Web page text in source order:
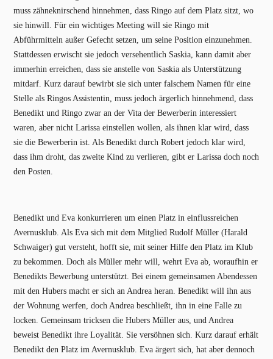
muss zähneknirschend hinnehmen, dass Ringo auf dem Platz sitzt, wo
sie hinwill. Für ein wichtiges Meeting will sie Ringo mit
Abführmitteln außer Gefecht setzen, um seine Position einzunehmen.
Stattdessen erwischt sie jedoch versehentlich Saskia, kann damit aber
immerhin erreichen, dass sie anstelle von Saskia als Unterstützung
mitdarf. Kurz darauf bewirbt sie sich unter falschem Namen für eine
Stelle als Ringos Assistentin, muss jedoch ärgerlich hinnehmend, dass
Benedikt und Ringo zwar an der Vita der Bewerberin interessiert
waren, aber nicht Larissa einstellen wollen, als ihnen klar wird, dass
sie die Bewerberin ist. Als Benedikt durch Robert jedoch klar wird,
dass ihm droht, das zweite Kind zu verlieren, gibt er Larissa doch noch
den Posten.
Benedikt und Eva konkurrieren um einen Platz in einflussreichen
Avernusklub. Als Eva sich mit dem Mitglied Rudolf Müller (Harald
Schwaiger) gut versteht, hofft sie, mit seiner Hilfe den Platz im Klub
zu bekommen. Doch als Müller mehr will, wehrt Eva ab, woraufhin er
Benedikts Bewerbung unterstützt. Bei einem gemeinsamen Abendessen
mit den Hubers macht er sich an Andrea heran. Benedikt will ihn aus
der Wohnung werfen, doch Andrea beschließt, ihn in eine Falle zu
locken. Gemeinsam tricksen die Hubers Müller aus, und Andrea
beweist Benedikt ihre Loyalität. Sie versöhnen sich. Kurz darauf erhält
Benedikt den Platz im Avernusklub. Eva ärgert sich, hat aber dennoch